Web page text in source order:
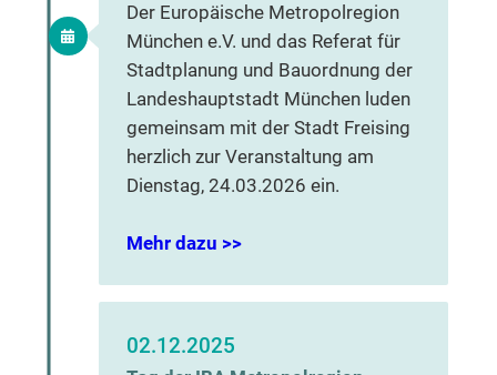
Der Europäische Metropolregion
München e.V. und das Referat für
Stadtplanung und Bauordnung der
Landeshauptstadt München luden
gemeinsam mit der Stadt Freising
herzlich zur Veranstaltung am
Dienstag, 24.03.2026 ein.
Mehr dazu >>
02.12.2025